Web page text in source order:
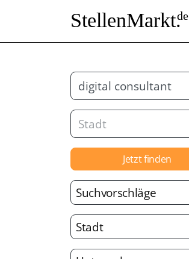
StellenMarkt.de
Jetzt finden
Suchvorschläge
Stadt